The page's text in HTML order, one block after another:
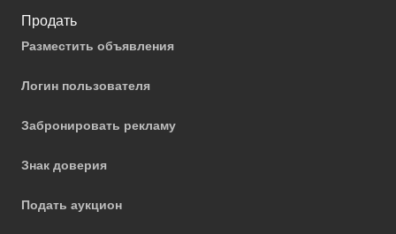
Продать
Разместить объявления
Логин пользователя
Забронировать рекламу
Знак доверия
Подать аукцион